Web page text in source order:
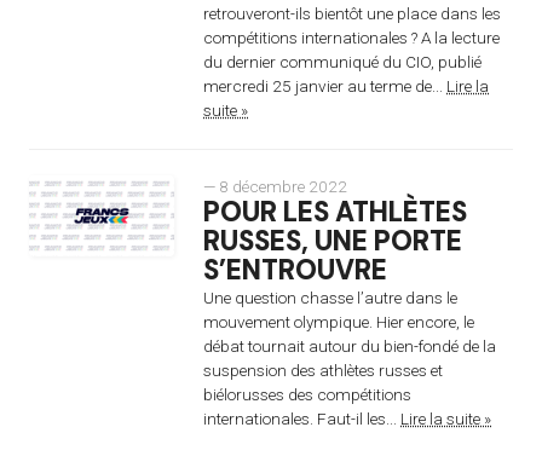
retrouveront-ils bientôt une place dans les
compétitions internationales ? A la lecture
du dernier communiqué du CIO, publié
mercredi 25 janvier au terme de... Lire la
suite »
— 8 décembre 2022
POUR LES ATHLÈTES
RUSSES, UNE PORTE
S’ENTROUVRE
Une question chasse l’autre dans le
mouvement olympique. Hier encore, le
débat tournait autour du bien-fondé de la
suspension des athlètes russes et
biélorusses des compétitions
internationales. Faut-il les... Lire la suite »